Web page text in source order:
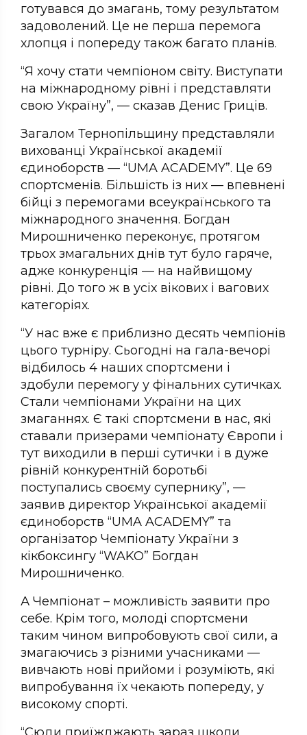
готувався до змагань, тому результатом
задоволений. Це не перша перемога
хлопця і попереду також багато планів.
“Я хочу стати чемпіоном світу. Виступати
на міжнародному рівні і представляти
свою Україну”, — сказав Денис Гриців.
Загалом Тернопільщину представляли
вихованці Української академії
єдиноборств — “UMA ACADEMY”. Це 69
спортсменів. Більшість із них — впевнені
бійці з перемогами всеукраїнського та
міжнародного значення. Богдан
Мирошниченко переконує, протягом
трьох змагальних днів тут було гаряче,
адже конкуренція — на найвищому
рівні. До того ж в усіх вікових і вагових
категоріях.
“У нас вже є приблизно десять чемпіонів
цього турніру. Сьогодні на гала-вечорі
відбилось 4 наших спортсмени і
здобули перемогу у фінальних сутичках.
Стали чемпіонами України на цих
змаганнях. Є такі спортсмени в нас, які
ставали призерами чемпіонату Європи і
тут виходили в перші сутички і в дуже
рівній конкурентній боротьбі
поступались своєму супернику”, —
заявив директор Української академії
єдиноборств “UMA ACADEMY” та
організатор Чемпіонату України з
кікбоксингу “WAKO” Богдан
Мирошниченко.
А Чемпіонат – можливість заявити про
себе. Крім того, молоді спортсмени
таким чином випробовують свої сили, а
змагаючись з різними учасниками —
вивчають нові прийоми і розуміють, які
випробування їх чекають попереду, у
високому спорті.
“Сюди приїжджають зараз школи